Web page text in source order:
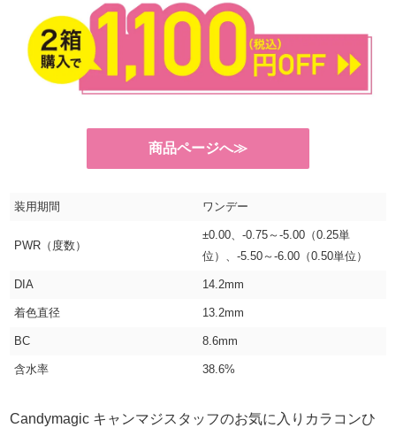
商品ページへ≫
装用期間 ワンデー
PWR（度数）
±0.00、-0.75～-5.00（0.25単
位）、-5.50～-6.00（0.50単位）
DIA 14.2mm
着色直径 13.2mm
BC 8.6mm
含水率 38.6%
Candymagic キャンマジスタッフのお気に入りカラコンひ